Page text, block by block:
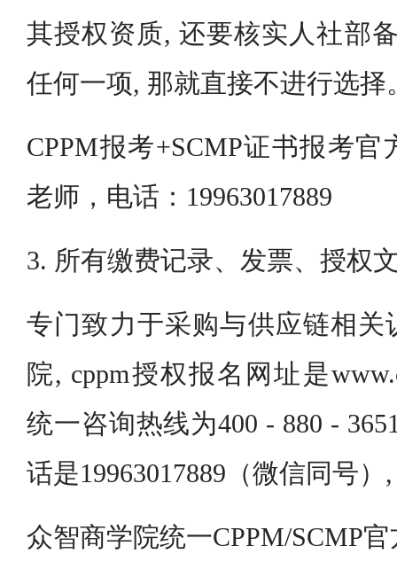
其授权资质, 还要核实人社部
任何一项, 那就直接不进行选择
CPPM报考+SCMP证书报考
老师，电话：19963017889
3. 所有缴费记录、发票、授权
专门致力于采购与供应链相关
院, cppm授权报名网址是
统一咨询热线为400 - 880 -
话是19963017889（微信同号
众智商学院统一CPPM/SCMP